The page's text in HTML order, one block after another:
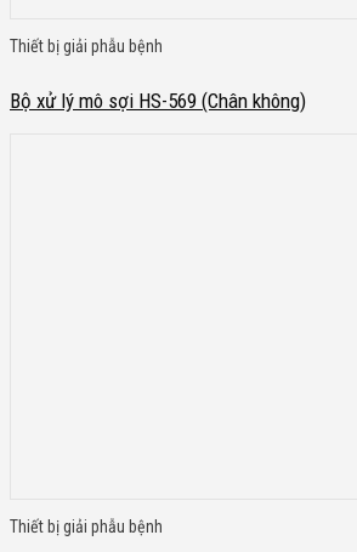
Thiết bị giải phẫu bệnh
Bộ xử lý mô sợi HS-569 (Chân không)
Thiết bị giải phẫu bệnh